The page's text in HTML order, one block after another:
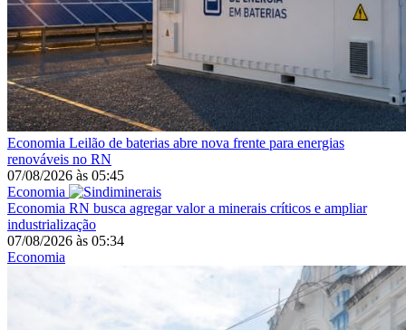
Economia Leilão de baterias abre nova frente para energias
renováveis no RN
07/08/2026 às 05:45
Economia
Economia RN busca agregar valor a minerais críticos e ampliar
industrialização
07/08/2026 às 05:34
Economia